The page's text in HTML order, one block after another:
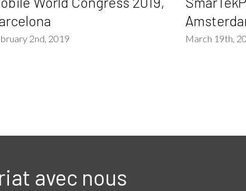
2nd, 2019 March 19th,
avec nous